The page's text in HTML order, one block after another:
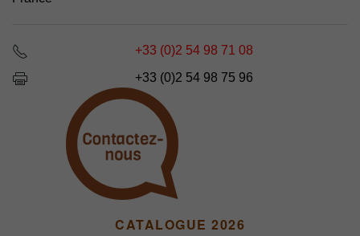
+33 (0)2 54 98 71 08
+33 (0)2 54 98 75 96
CATALOGUE 2026